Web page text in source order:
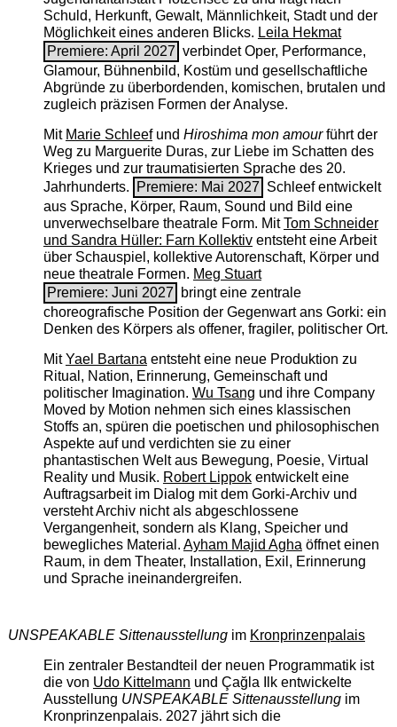
Schuld, Herkunft, Gewalt, Männlichkeit, Stadt und der
Möglichkeit eines anderen Blicks. Leila Hekmat
Premiere: April 2027 verbindet Oper, Performance,
Glamour, Bühnenbild, Kostüm und gesellschaftliche
Abgründe zu überbordenden, komischen, brutalen und
zugleich präzisen Formen der Analyse.
Mit Marie Schleefund Hiroshima mon amourführt der
Weg zu Marguerite Duras, zur Liebe im Schatten des
Krieges und zur traumatisierten Sprache des 20.
Jahrhunderts.
Premiere: Mai 2027 Schleef entwickelt
aus Sprache, Körper, Raum, Sound und Bild eine
unverwechselbare theatrale Form. MitTom Schneider
und Sandra Hüller: Farn Kollektiventsteht eine Arbeit
über Schauspiel, kollektive Autorenschaft, Körper und
neue theatrale Formen. Meg Stuart
Premiere: Juni 2027
bringt eine zentrale
choreografische Position der Gegenwart ans Gorki: ein
Denken des Körpers als offener, fragiler, politischer Ort.
MitYael Bartanaentsteht eine neue Produktion zu
Ritual, Nation, Erinnerung, Gemeinschaft und
politischer Imagination. Wu Tsang und ihre Company
Moved by Motion nehmen sich eines klassischen
Stoffs an, spüren die poetischen und philosophischen
Aspekte auf und verdichten sie zu einer
phantastischen Welt aus Bewegung, Poesie, Virtual
Reality und Musik. Robert Lippokentwickelt eine
Auftragsarbeit im Dialog mit dem Gorki-Archiv und
versteht Archiv nicht als abgeschlossene
Vergangenheit, sondern als Klang, Speicher und
bewegliches Material. Ayham Majid Aghaöffnet einen
Raum, in dem Theater, Installation, Exil, Erinnerung
und Sprache ineinandergreifen.
UNSPEAKABLE Sittenausstellungim Kronprinzenpalais
Ein zentraler Bestandteil der neuen Programmatik ist
die von Udo Kittelmann und Çağla Ilk entwickelte
Ausstellung UNSPEAKABLE Sittenausstellungim
Kronprinzenpalais. 2027 jährt sich die